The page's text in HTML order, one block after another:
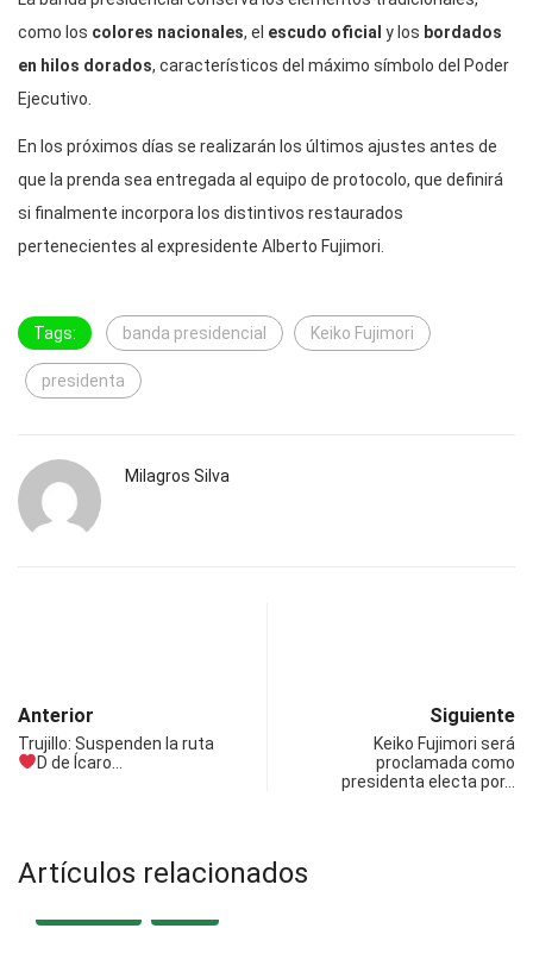
como los colores nacionales, el escudo oficial y los bordados
en hilos dorados, característicos del máximo símbolo del Poder
Ejecutivo.
En los próximos días se realizarán los últimos ajustes antes de
que la prenda sea entregada al equipo de protocolo, que definirá
si finalmente incorpora los distintivos restaurados
pertenecientes al expresidente Alberto Fujimori.
Tags: banda presidencial Keiko Fujimori
presidenta
Milagros Silva
Anterior
Trujillo: Suspenden la ruta
D de Ícaro…
Siguiente
Keiko Fujimori será
proclamada como
presidenta electa por…
Artículos relacionados